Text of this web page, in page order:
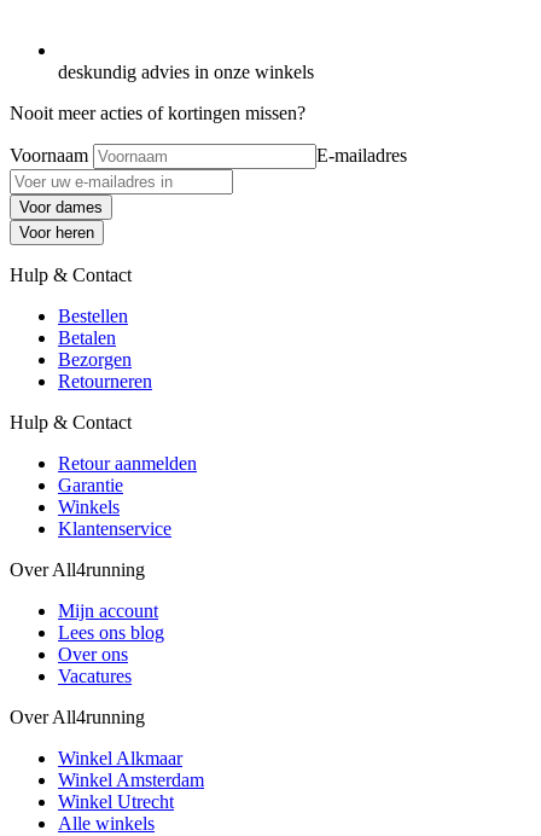
deskundig advies in onze winkels
Nooit meer acties of kortingen missen?
Voornaam E-mailadres
Voor dames
Voor heren
Hulp & Contact
Bestellen
Betalen
Bezorgen
Retourneren
Hulp & Contact
Retour aanmelden
Garantie
Winkels
Klantenservice
Over All4running
Mijn account
Lees ons blog
Over ons
Vacatures
Over All4running
Winkel Alkmaar
Winkel Amsterdam
Winkel Utrecht
Alle winkels